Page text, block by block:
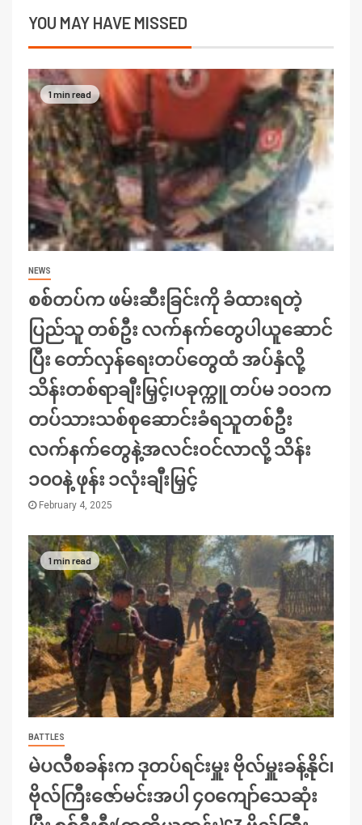
YOU MAY HAVE MISSED
1 min read
NEWS
စစ်တပ်က ဖမ်းဆီးခြင်းကို ခံထားရတဲ့
ပြည်သူ တစ်ဦး လက်နက်တွေပါယူဆောင်
ပြီး တော်လှန်ရေးတပ်တွေထံ အပ်နှံလို့
သိန်းတစ်ရာချီးမြှင့်၊ပခုက္ကူ တပ်မ ၁၀၁က
တပ်သားသစ်စုဆောင်းခံရသူတစ်ဦး
လက်နက်တွေနဲ့အလင်းဝင်လာလို့ သိန်း
၁၀၀နဲ့ ဖုန်း ၁လုံးချီးမြှင့်
February 4, 2025
1 min read
BATTLES
မဲပလီစခန်းက ဒုတပ်ရင်းမှူး ဗိုလ်မှူးခန့်နိုင်၊
ဗိုလ်ကြီးဇော်မင်းအပါ ၄၀ကျော်သေဆုံး